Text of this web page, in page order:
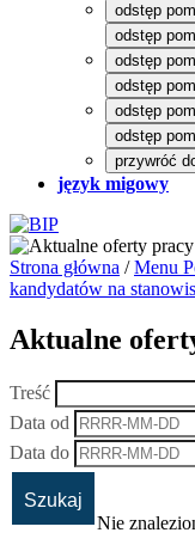
odstęp
odstęp
odstęp
odstęp
odstęp
odstęp
przywróć
język migowy
Strona główna /Menu
kandydatów na
Aktualne
Treść
Data od
Data do
Nie